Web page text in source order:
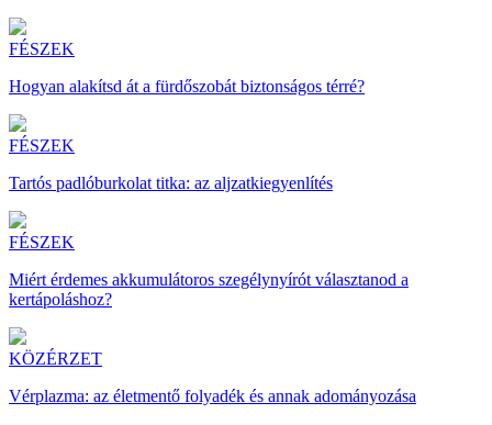
FÉSZEK
Hogyan alakítsd át a fürdőszobát biztonságos térré?
FÉSZEK
Tartós padlóburkolat titka: az aljzatkiegyenlítés
FÉSZEK
Miért érdemes akkumulátoros szegélynyírót választanod a
kertápoláshoz?
KÖZÉRZET
Vérplazma: az életmentő folyadék és annak adományozása